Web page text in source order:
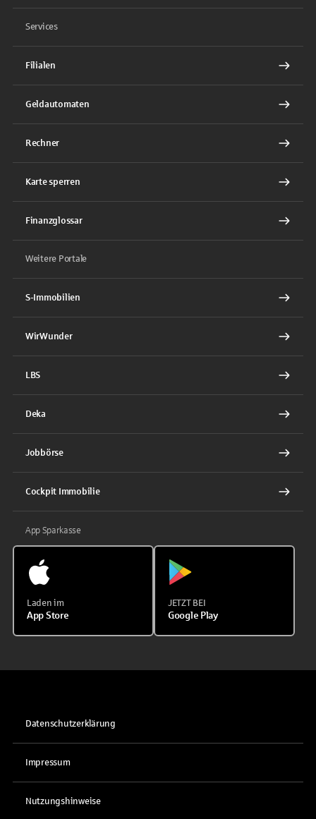
Services
Filialen
Geldautomaten
Rechner
Karte sperren
Finanzglossar
Weitere Portale
S-Immobilien
WirWunder
LBS
Deka
Jobbörse
Cockpit Immobilie
App Sparkasse
Laden im
App Store
JETZT BEI
Google Play
Datenschutzerklärung
Impressum
Nutzungshinweise